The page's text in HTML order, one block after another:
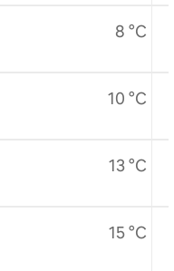
8 °C
10 °C
13 °C
15 °C